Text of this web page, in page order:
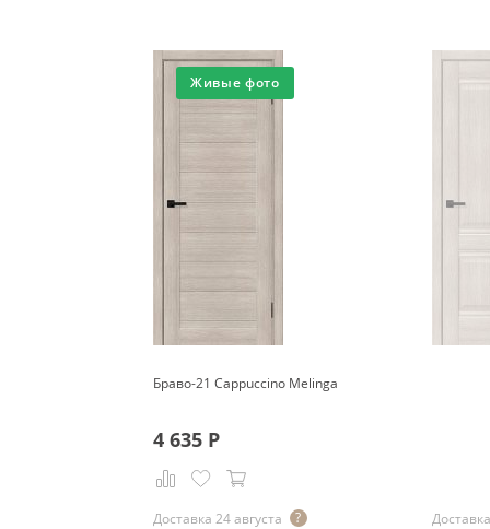
Живые фото
Браво-21 Cappuccino Melinga
4 635Р
Доставка 24 августа